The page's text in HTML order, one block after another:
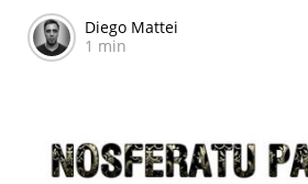
Diego Mattei
1 min